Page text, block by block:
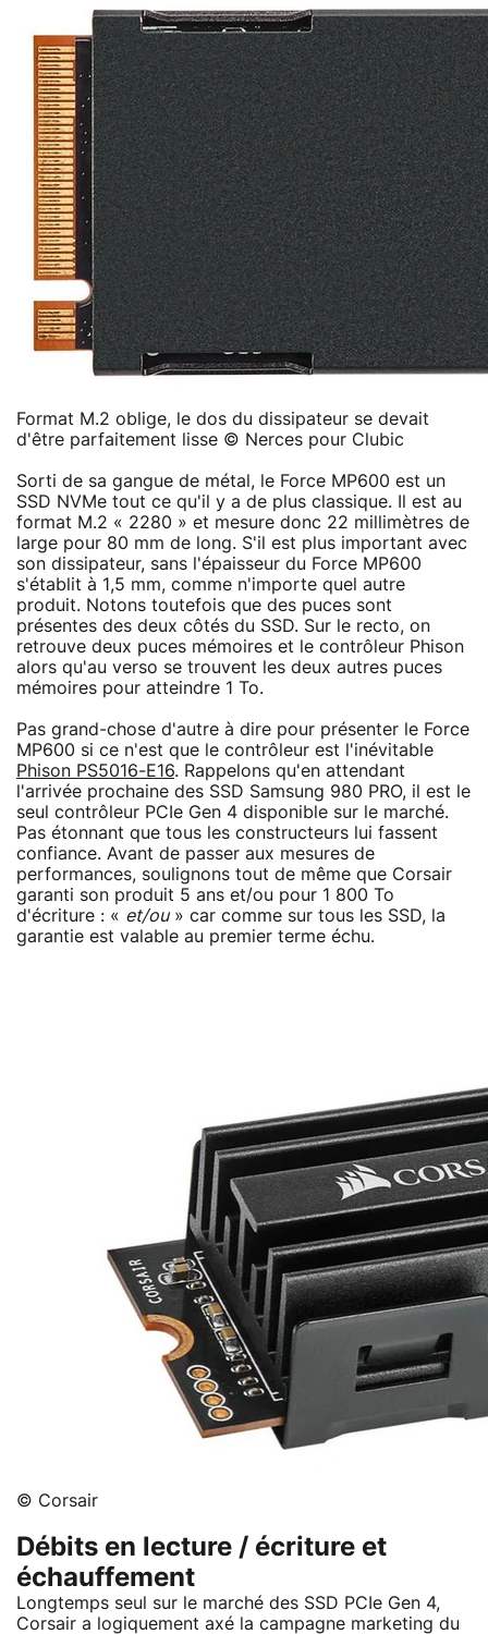
Format M.2 oblige, le dos du dissipateur se devait
d'être parfaitement lisse © Nerces pour Clubic
Sorti de sa gangue de métal, le Force MP600 est un
SSD NVMe tout ce qu'il y a de plus classique. Il est au
format M.2 « 2280 » et mesure donc 22 millimètres de
large pour 80 mm de long. S'il est plus important avec
son dissipateur, sans l'épaisseur du Force MP600
s'établit à 1,5 mm, comme n'importe quel autre
produit. Notons toutefois que des puces sont
présentes des deux côtés du SSD. Sur le recto, on
retrouve deux puces mémoires et le contrôleur Phison
alors qu'au verso se trouvent les deux autres puces
mémoires pour atteindre 1 To.
Pas grand-chose d'autre à dire pour présenter le Force
MP600 si ce n'est que le contrôleur est l'inévitable
Phison PS5016-E16. Rappelons qu'en attendant
l'arrivée prochaine des SSD Samsung 980 PRO, il est le
seul contrôleur PCIe Gen 4 disponible sur le marché.
Pas étonnant que tous les constructeurs lui fassent
confiance. Avant de passer aux mesures de
performances, soulignons tout de même que Corsair
garanti son produit 5 ans et/ou pour 1 800 To
d'écriture : « et/ou» car comme sur tous les SSD, la
garantie est valable au premier terme échu.
© Corsair
Débits en lecture / écriture et
échauffement
Longtemps seul sur le marché des SSD PCIe Gen 4,
Corsair a logiquement axé la campagne marketing du